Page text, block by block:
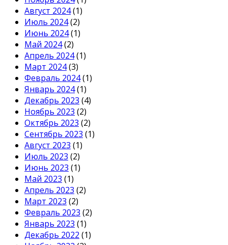
Август 2024(1)
Июль 2024(2)
Июнь 2024(1)
Май 2024(2)
Апрель 2024(1)
Март 2024(3)
Февраль 2024(1)
Январь 2024(1)
Декабрь 2023 (4)
Ноябрь 2023 (2)
Октябрь 2023 (2)
Сентябрь 2023 (1)
Август 2023 (1)
Июль 2023 (2)
Июнь 2023 (1)
Май 2023 (1)
Апрель 2023 (2)
Март 2023 (2)
Февраль 2023 (2)
Январь 2023 (1)
Декабрь 2022 (1)